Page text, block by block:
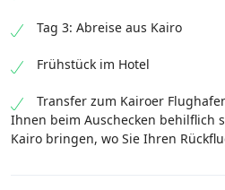
Tag 3: Abreise aus Kairo
Frühstück im Hotel
Transfer zum Kairoer
Ihnen beim Auschecken behilflich
Kairo bringen, wo Sie Ihren